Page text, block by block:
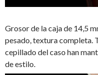
Grosor de la caja de 14,5
pesado, textura completa.
cepillado del caso han
de estilo.